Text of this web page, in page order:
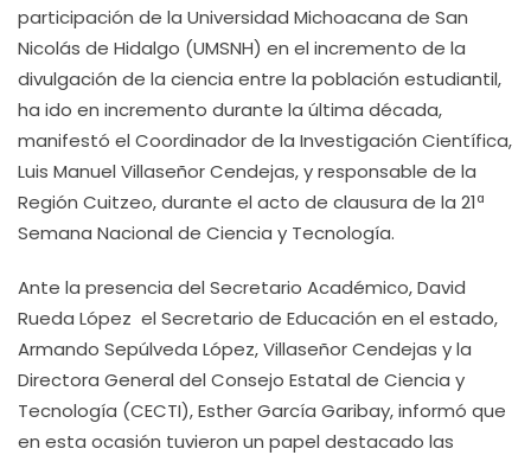
participación de la Universidad Michoacana de San
Nicolás de Hidalgo (UMSNH) en el incremento de la
divulgación de la ciencia entre la población estudiantil,
ha ido en incremento durante la última década,
manifestó el Coordinador de la Investigación Científica,
Luis Manuel Villaseñor Cendejas, y responsable de la
Región Cuitzeo, durante el acto de clausura de la 21ª
Semana Nacional de Ciencia y Tecnología.
Ante la presencia del Secretario Académico, David
Rueda López el Secretario de Educación en el estado,
Armando Sepúlveda López, Villaseñor Cendejas y la
Directora General del Consejo Estatal de Ciencia y
Tecnología (CECTI), Esther García Garibay, informó que
en esta ocasión tuvieron un papel destacado las